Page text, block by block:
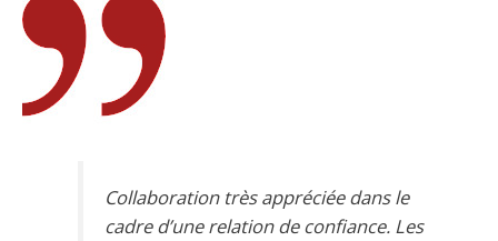
Collaboration très appréciée dans le
cadre d’une relation de confiance. Les